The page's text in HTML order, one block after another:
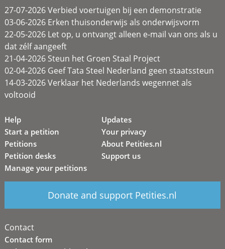
27-07-2026 Verbied voertuigen bij een demonstratie
03-06-2026 Erken thuisonderwijs als onderwijsvorm
22-05-2026 Let op, u ontvangt alleen e-mail van ons als u
dat zélf aangeeft
21-04-2026 Steun het Groen Staal Project
02-04-2026 Geef Tata Steel Nederland geen staatssteun
14-03-2026 Verklaar het Nederlands wegennet als
voltooid
Help
Start a petition
Petitions
Petition desks
Manage your petitions
Updates
Your privacy
About Petities.nl
Support us
Donate and support Petities.nl
Contact
Contact form